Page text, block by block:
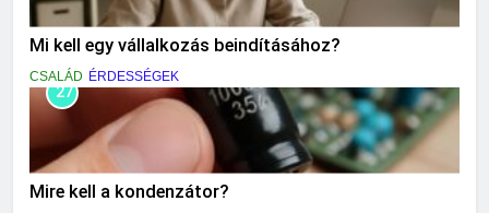
Mi kell egy vállalkozás beindításához?
CSALÁD ÉRDESSÉGEK
27
Mire kell a kondenzátor?